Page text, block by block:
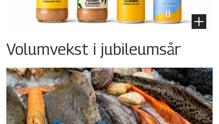
Volumvekst i jubileumsår